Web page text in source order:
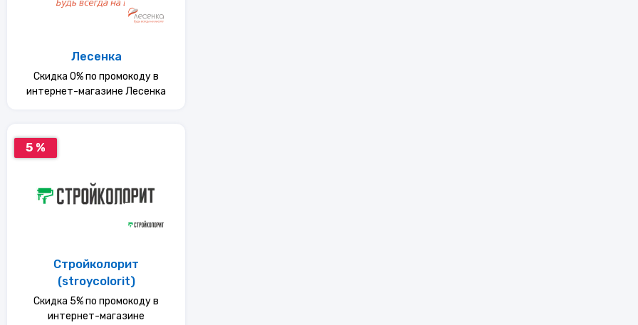
Лесенка
Скидка 0% по промокоду в
интернет-магазине Лесенка
5 %
Стройколорит
(stroycolorit)
Скидка 5% по промокоду в
интернет-магазине